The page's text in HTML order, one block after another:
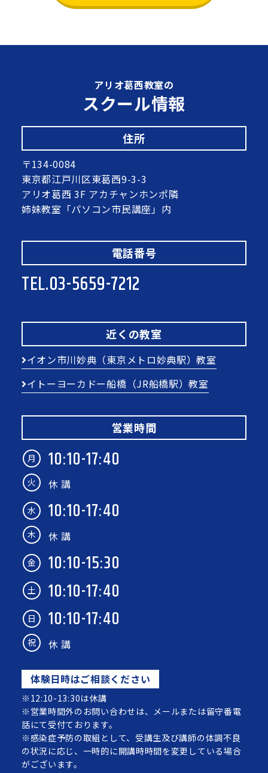
アリオ葛西教室の
スクール情報
住所
〒134-0084
東京都江戸川区東葛西9-3-3
アリオ葛西 3F アカチャンホンポ隣
姉妹教室「パソコン市民講座」内
電話番号
TEL.03-5659-7212
近くの教室
イオン市川妙典（東京メトロ妙典駅）教室
イトーヨーカドー船橋（JR船橋駅）教室
営業時間
月 10:10-17:40
火 休 講
水 10:10-17:40
木 休 講
金 10:10-15:30
土 10:10-17:40
日 10:10-17:40
祝 休 講
体験日時はご相談ください
※12:10-13:30は休講
※営業時間外のお問い合わせは、メールまたは留守番電
話にて受付ております。
※感染症予防の取組として、受講生及び講師の体調不良
の状況に応じ、一時的に開講時時間を変更している場合
がございます。